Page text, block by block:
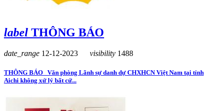
label THÔNG BÁO
date_range 12-12-2023 visibility 1488
THÔNG BÁO Văn phòng Lãnh sự danh dự CHXHCN Việt Nam tại tỉnh
Aichi không xử lý bất cứ...